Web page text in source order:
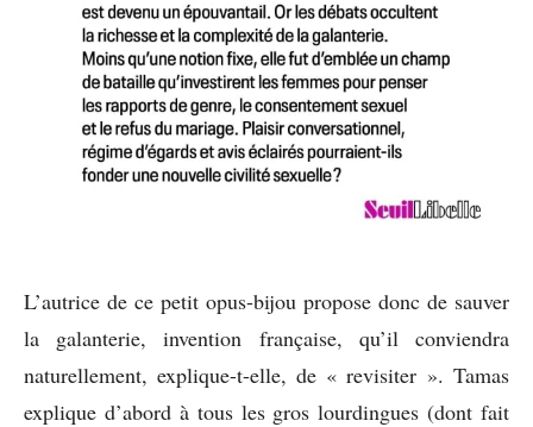
L’autrice de ce petit opus-bijou propose donc de sauver
la galanterie, invention française, qu’il conviendra
naturellement, explique-t-elle, de « revisiter ». Tamas
explique d’abord à tous les gros lourdingues (dont fait